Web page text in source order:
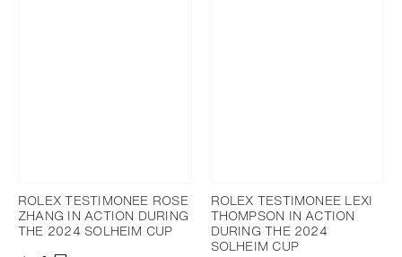
ROLEX TESTIMONEE ROSE
ZHANG IN ACTION DURING
THE 2024 SOLHEIM CUP
ROLEX TESTIMONEE LEXI
THOMPSON IN ACTION
DURING THE 2024
SOLHEIM CUP